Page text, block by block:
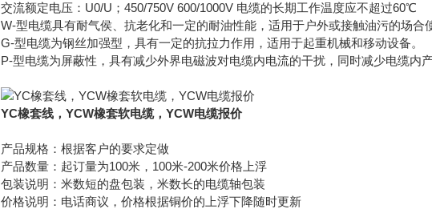
交流额定电压：U0/U；450/750V 600/1000V 电缆的长期工作温度应不超过60℃
W-型电缆具有耐气侯、抗老化和一定的耐油性能，适用于户外或接触油污的场合
G-型电缆为钢丝加强型，具有一定的抗拉力作用，适用于起重机械和移动设备。
P-型电缆为屏蔽性，具有减少外界电磁波对电缆内电流的干扰，同时减少电缆内
YC橡套线，YCW橡套软电缆，YCW电缆报价
产品规格：根据客户的要求定做
产品数量：起订量为100米，100米-200米价格上浮
包装说明：米数短的盘包装，米数长的电缆轴包装
价格说明：电话商议，价格根据铜价的上浮下降随时更新